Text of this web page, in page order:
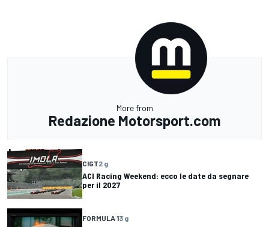
More from
Redazione Motorsport.com
CIGT2 g
ACI Racing Weekend: ecco le date da segnare
per il 2027
FORMULA 13 g